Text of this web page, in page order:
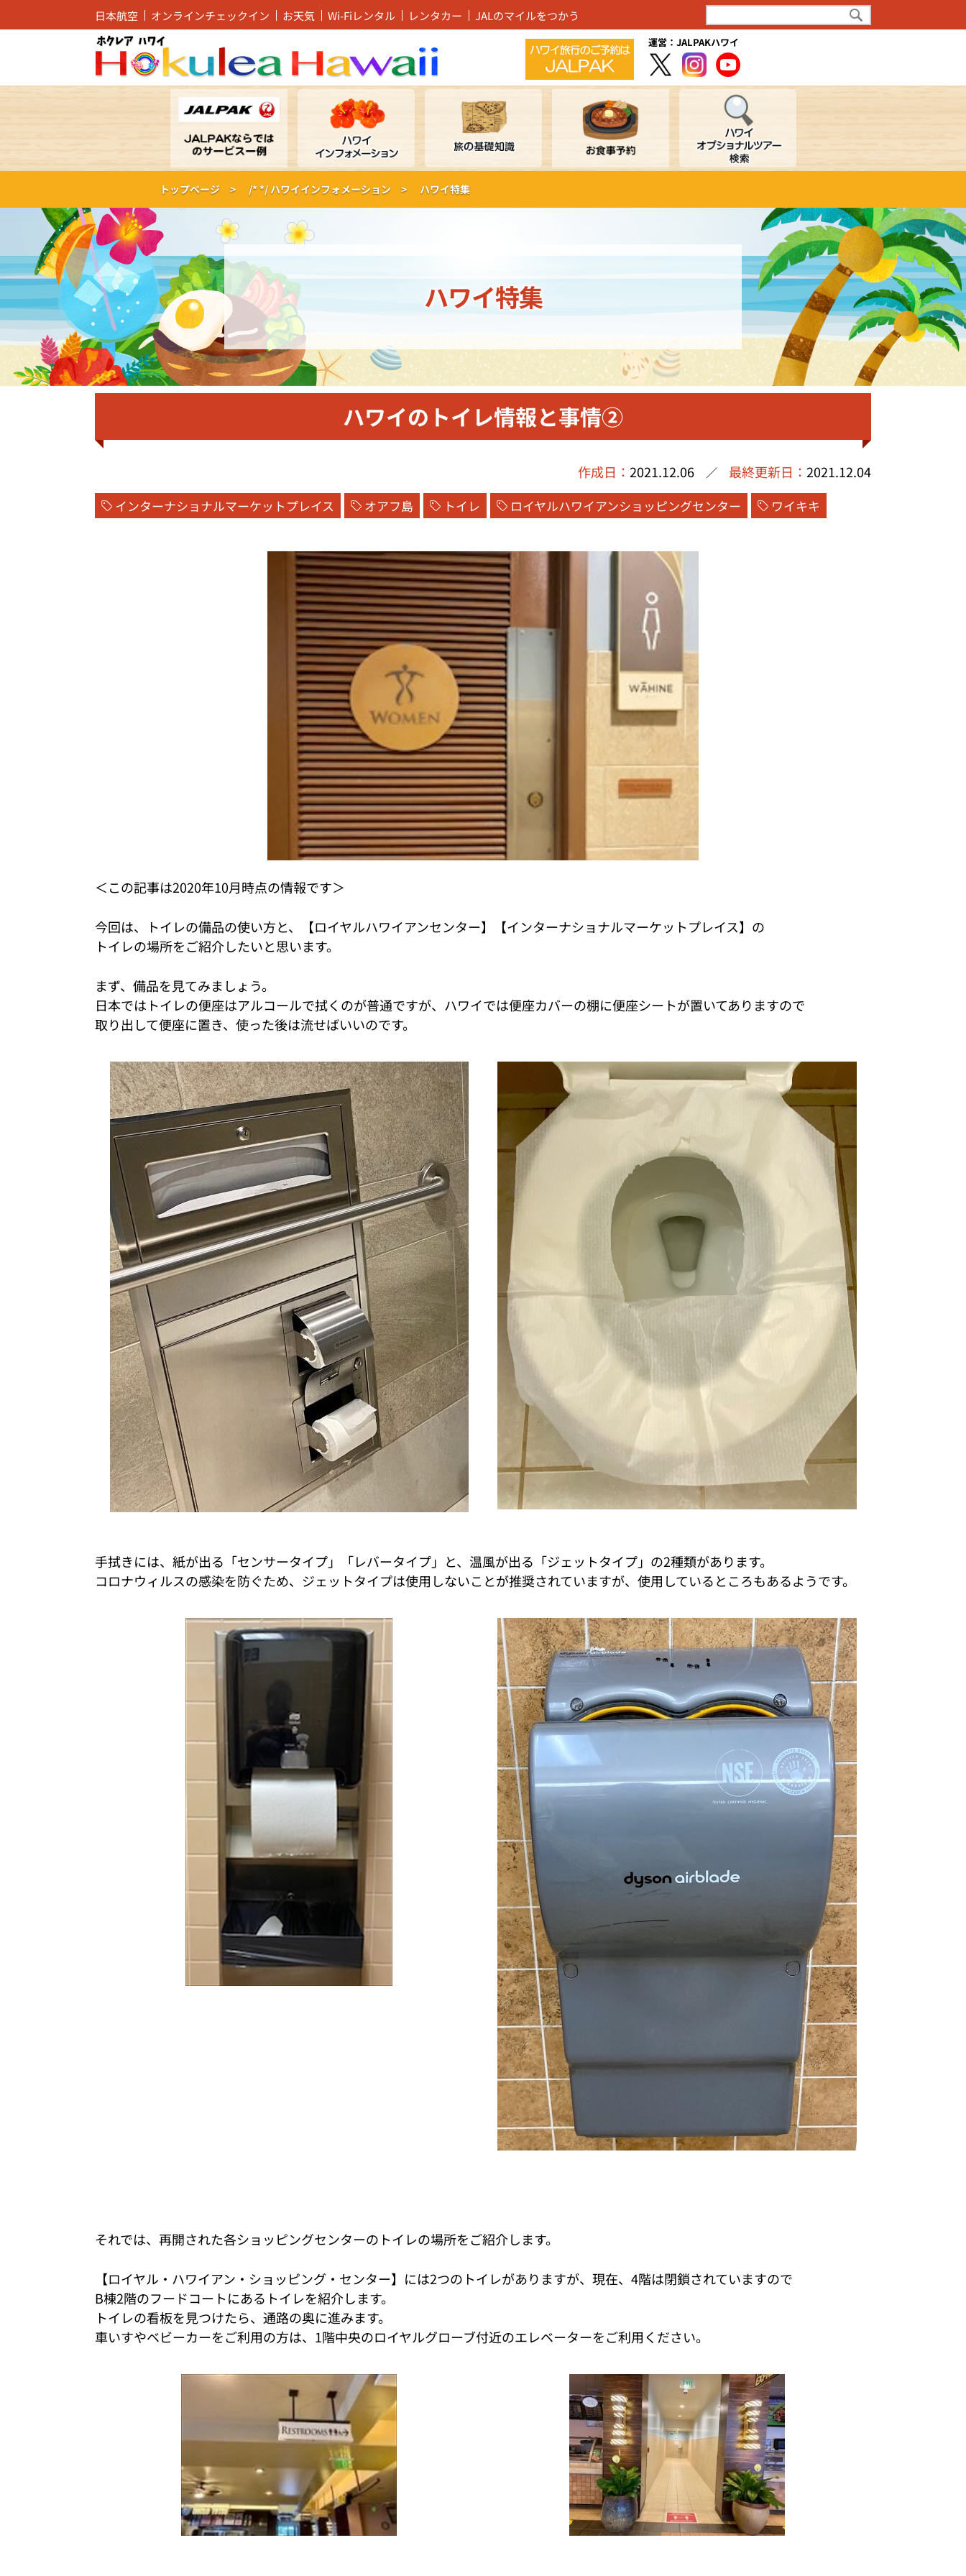
日本航空 オンラインチェックイン お天気 Wi-Fiレンタル レンタカー JALのマイルをつかう
運営：JALPAKハワイ
トップページ > /* */ ハワイインフォメーション > ハワイ特集
ハワイ特集
ハワイのトイレ情報と事情②
作成日： 2021.12.06 ／ 最終更新日： 2021.12.04
インターナショナルマーケットプレイス オアフ島 トイレ ロイヤルハワイアンショッピングセンター ワイキキ
＜この記事は2020年10月時点の情報です＞
今回は、トイレの備品の使い方と、【ロイヤルハワイアンセンター】【インターナショナルマーケットプレイス】の
トイレの場所をご紹介したいと思います。
まず、備品を見てみましょう。
日本ではトイレの便座はアルコールで拭くのが普通ですが、ハワイでは便座カバーの棚に便座シートが置いてありますので
取り出して便座に置き、使った後は流せばいいのです。
手拭きには、紙が出る「センサータイプ」「レバータイプ」と、温風が出る「ジェットタイプ」の2種類があります。
コロナウィルスの感染を防ぐため、ジェットタイプは使用しないことが推奨されていますが、使用しているところもあるようです。
それでは、再開された各ショッピングセンターのトイレの場所をご紹介します。
【ロイヤル・ハワイアン・ショッピング・センター】には2つのトイレがありますが、現在、4階は閉鎖されていますので
B棟2階のフードコートにあるトイレを紹介します。
トイレの看板を見つけたら、通路の奥に進みます。
車いすやベビーカーをご利用の方は、1階中央のロイヤルグローブ付近のエレベーターをご利用ください。